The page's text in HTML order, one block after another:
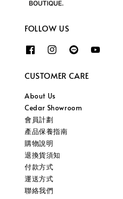
FOLLOW US
CUSTOMER CARE
About Us
Cedar Showroom
會員計劃
產品保養指南
購物說明
退換貨須知
付款方式
運送方式
聯絡我們